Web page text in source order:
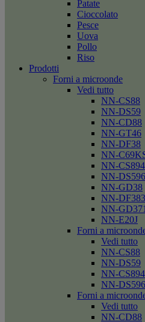
Patate
Cioccolato
Pesce
Uova
Pollo
Riso
Prodotti
Forni a microonde
Vedi tutto
NN-CS88
NN-DS59
NN-CD88
NN-GT46
NN-DF38
NN-
NN-CS894
NN-DS596
NN-GD38
NN-DF383
NN-GD371
NN-E20J
Forni a
Vedi tutto
NN-CS88
NN-DS59
NN-CS894
NN-DS596
Forni a
Vedi tutto
NN-CD88